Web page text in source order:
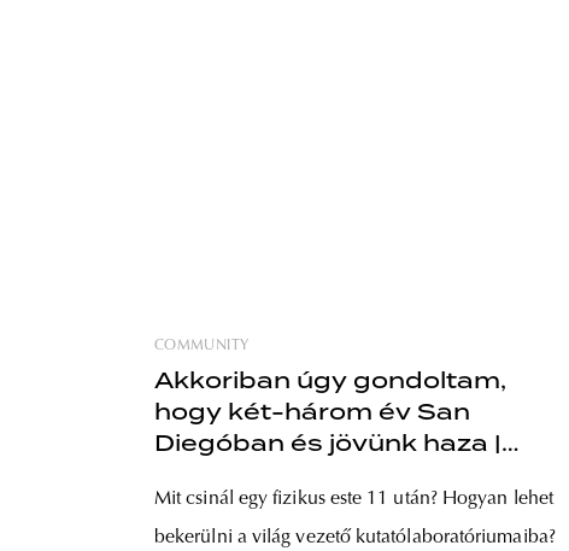
COMMUNITY
Akkoriban úgy gondoltam,
hogy két-három év San
Diegóban és jövünk haza |
fizikussal – I. rész
Mit csinál egy fizikus este 11 után? Hogyan lehet
bekerülni a világ vezető kutatólaboratóriumaiba?